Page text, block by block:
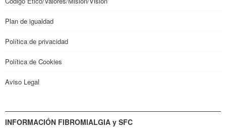
Plan de igualdad
Política de privacidad
Política de Cookies
Aviso Legal
INFORMACIÓN FIBROMIALGIA y SFC